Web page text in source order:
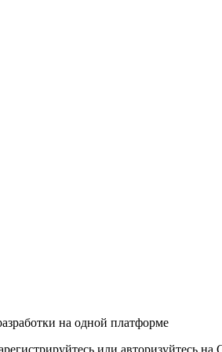
на одной платформе
или авторизуйтесь на